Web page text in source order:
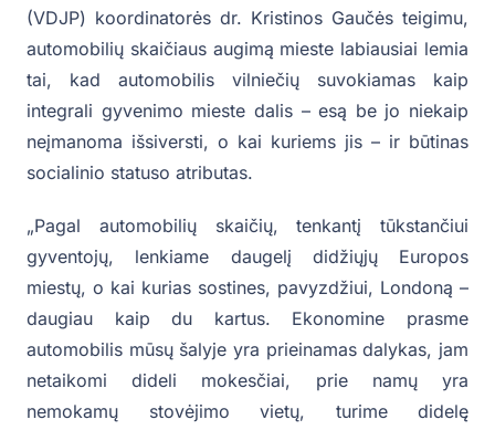
(VDJP) koordinatorės dr. Kristinos Gaučės teigimu,
automobilių skaičiaus augimą mieste labiausiai lemia
tai, kad automobilis vilniečių suvokiamas kaip
integrali gyvenimo mieste dalis – esą be jo niekaip
neįmanoma išsiversti, o kai kuriems jis – ir būtinas
socialinio statuso atributas.
„Pagal automobilių skaičių, tenkantį tūkstančiui
gyventojų, lenkiame daugelį didžiųjų Europos
miestų, o kai kurias sostines, pavyzdžiui, Londoną –
daugiau kaip du kartus. Ekonomine prasme
automobilis mūsų šalyje yra prieinamas dalykas, jam
netaikomi dideli mokesčiai, prie namų yra
nemokamų stovėjimo vietų, turime didelę